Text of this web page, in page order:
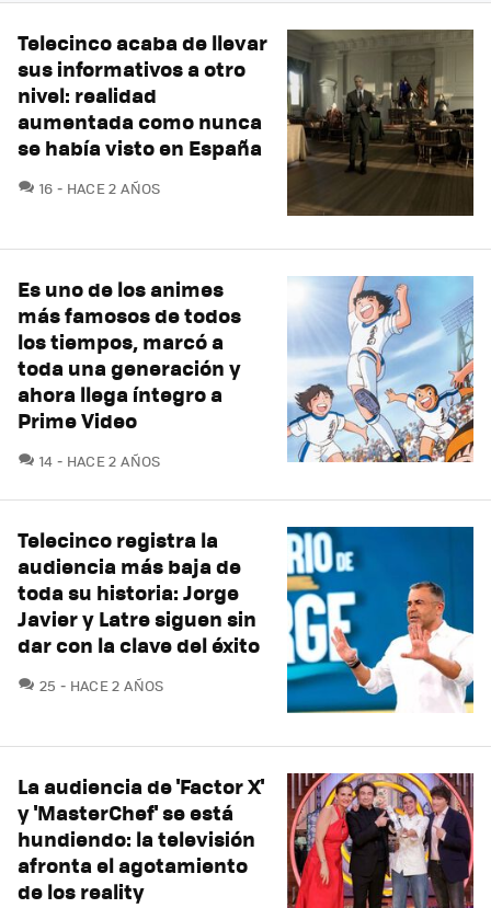
Telecinco acaba de llevar
sus informativos a otro
nivel: realidad
aumentada como nunca
se había visto en España
16 COMENTARIOS
HACE 2 AÑOS
Es uno de los animes
más famosos de todos
los tiempos, marcó a
toda una generación y
ahora llega íntegro a
Prime Video
14 COMENTARIOS
HACE 2 AÑOS
Telecinco registra la
audiencia más baja de
toda su historia: Jorge
Javier y Latre siguen sin
dar con la clave del éxito
25 COMENTARIOS
HACE 2 AÑOS
La audiencia de 'Factor X'
y 'MasterChef' se está
hundiendo: la televisión
afronta el agotamiento
de los reality